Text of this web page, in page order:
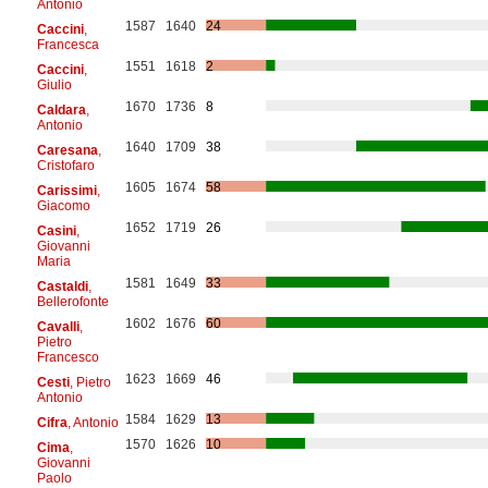
Antonio
Caccini,
Francesca
1587 1640 24
Caccini,
Giulio
1551 1618 2
Caldara
Antonio
1670 1736 8
Caresana
Cristofaro
1640 1709 38
Carissimi,
Giacomo
1605 1674 58
Casini,
Giovanni
Maria
1652 1719 26
Castaldi,
Bellerofonte
1581 1649 33
Cavalli,
Pietro
Francesco
1602 1676 60
Cesti, Pietro
Antonio
1623 1669 46
Cifra , Antonio 1584 1629
13
Cima
Giovanni
Paolo
1570 1626 10